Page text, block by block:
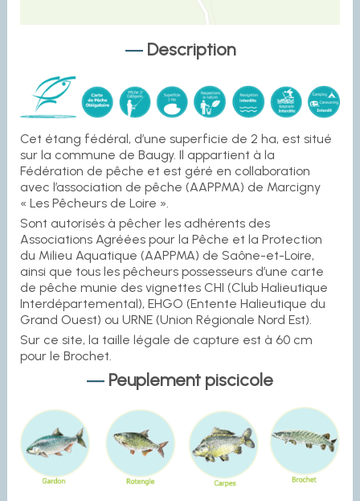
Description
Cet étang fédéral, d’une superficie de 2 ha, est situé
sur la commune de Baugy. Il appartient à la
Fédération de pêche et est géré en collaboration
avec l’association de pêche (AAPPMA) de Marcigny
« Les Pêcheurs de Loire ».
Sont autorisés à pêcher les adhérents des
Associations Agréées pour la Pêche et la Protection
du Milieu Aquatique (AAPPMA) de Saône-et-Loire,
ainsi que tous les pêcheurs possesseurs d’une carte
de pêche munie des vignettes CHI (Club Halieutique
Interdépartemental), EHGO (Entente Halieutique du
Grand Ouest) ou URNE (Union Régionale Nord Est).
Sur ce site, la taille légale de capture est à 60 cm
pour le Brochet.
Peuplement piscicole